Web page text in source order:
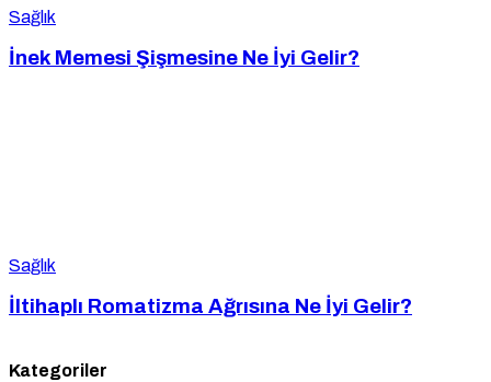
Sağlık
İnek Memesi Şişmesine Ne İyi Gelir?
Sağlık
İltihaplı Romatizma Ağrısına Ne İyi Gelir?
Kategoriler